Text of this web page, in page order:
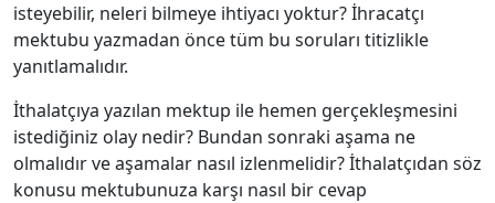
isteyebilir, neleri bilmeye ihtiyacı yoktur? İhracatçı
mektubu yazmadan önce tüm bu soruları titizlikle
yanıtlamalıdır.
İthalatçıya yazılan mektup ile hemen gerçekleşmesini
istediğiniz olay nedir? Bundan sonraki aşama ne
olmalıdır ve aşamalar nasıl izlenmelidir? İthalatçıdan söz
konusu mektubunuza karşı nasıl bir cevap